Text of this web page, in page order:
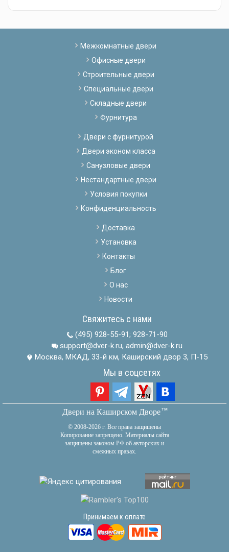
Межкомнатные двери
Офисные двери
Строительные двери
Специальные двери
Складные двери
Фурнитура
Двери с фурнитурой
Двери эконом класса
Санузловые двери
Нестандартные двери
Условия покупки
Конфиденциальность
Доставка
Установка
Контакты
Блог
О нас
Новости
Свяжитесь с нами
(495) 928-55-91; 928-71-90
support@dver-k.ru, admin@dver-k.ru
Москва, МКАД, 33-й км, Каширский двор 3, П-15
Мы в соцсетях
Двери на Каширском Дворетм
© 2008-2026 г. Все права защищены
Копирование запрещено. Материалы сайта
защищены законом РФ об авторских и
смежных правах.
Принимаем к оплате